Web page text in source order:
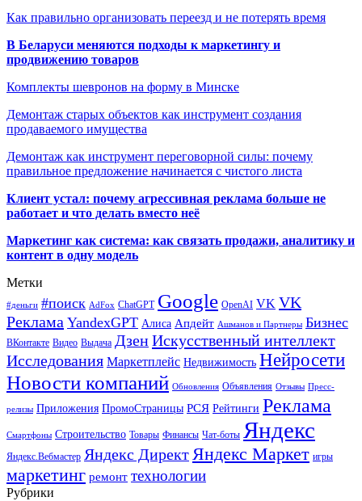
Как правильно организовать переезд и не потерять время
В Беларуси меняются подходы к маркетингу и
продвижению товаров
Комплекты шевронов на форму в Минске
Демонтаж старых объектов как инструмент создания
продаваемого имущества
Демонтаж как инструмент переговорной силы: почему
правильное предложение начинается с чистого листа
Клиент устал: почему агрессивная реклама больше не
работает и что делать вместо неё
Маркетинг как система: как связать продажи, аналитику и
контент в одну модель
Метки
#деньги #поиск AdFox ChatGPT Google OpenAI VK VK
Реклама YandexGPT Алиса Апдейт Ашманов и Партнеры Бизнес
ВКонтакте Видео Выдача ДзенИскусственный интеллект
Исследования Маркетплейс Недвижимость Нейросети
Новости компаний Обновления Объявления Отзывы Пресс-
релизы Приложения ПромоСтраницы РСЯ Рейтинги Реклама
Смартфоны Строительство Товары Финансы Чат-боты Яндекс
Яндекс.Вебмастер Яндекс ДиректЯндекс Маркет игры
маркетинг ремонт технологии
Рубрики